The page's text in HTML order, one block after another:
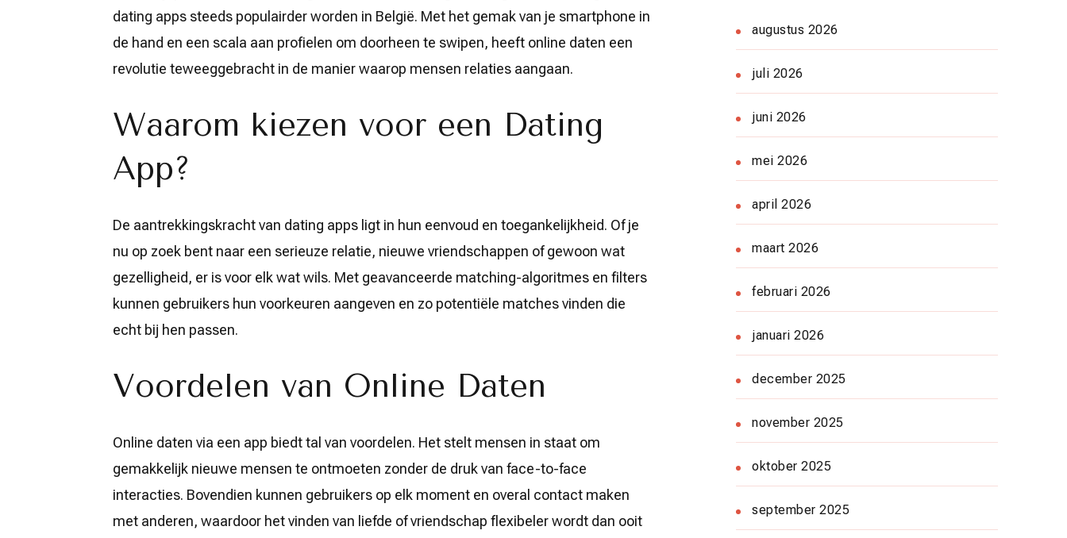
populariteitdating apps steeds populairder worden in België. Met het gemak van je smartphone in
de hand en een scala aan profielen om doorheen te swipen, heeft online daten een
revolutie teweeggebracht in de manier waarop mensen relaties aangaan.
Waarom kiezen voor een Dating
App?
De aantrekkingskracht van dating apps ligt in hun eenvoud en toegankelijkheid. Of je
nu op zoek bent naar een serieuze relatie, nieuwe vriendschappen of gewoon wat
gezelligheid, er is voor elk wat wils. Met geavanceerde matching-algoritmes en filters
kunnen gebruikers hun voorkeuren aangeven en zo potentiële matches vinden die
echt bij hen passen.
Voordelen van Online Daten
Online daten via een app biedt tal van voordelen. Het stelt mensen in staat om
gemakkelijk nieuwe mensen te ontmoeten zonder de druk van face-to-face
interacties. Bovendien kunnen gebruikers op elk moment en overal contact maken
met anderen, waardoor het vinden van liefde of vriendschap flexibeler wordt dan ooit
augustus 2026
juli 2026
juni 2026
mei 2026
april 2026
maart 2026
februari 2026
januari 2026
december 2025
november 2025
oktober 2025
september 2025